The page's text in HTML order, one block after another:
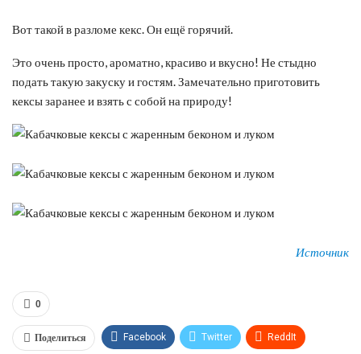
Вот такой в разломе кекс. Он ещё горячий.
Это очень просто, ароматно, красиво и вкусно! Не стыдно
подать такую закуску и гостям. Замечательно приготовить
кексы заранее и взять с собой на природу!
Источник
0
Поделиться Facebook Twitter ReddIt